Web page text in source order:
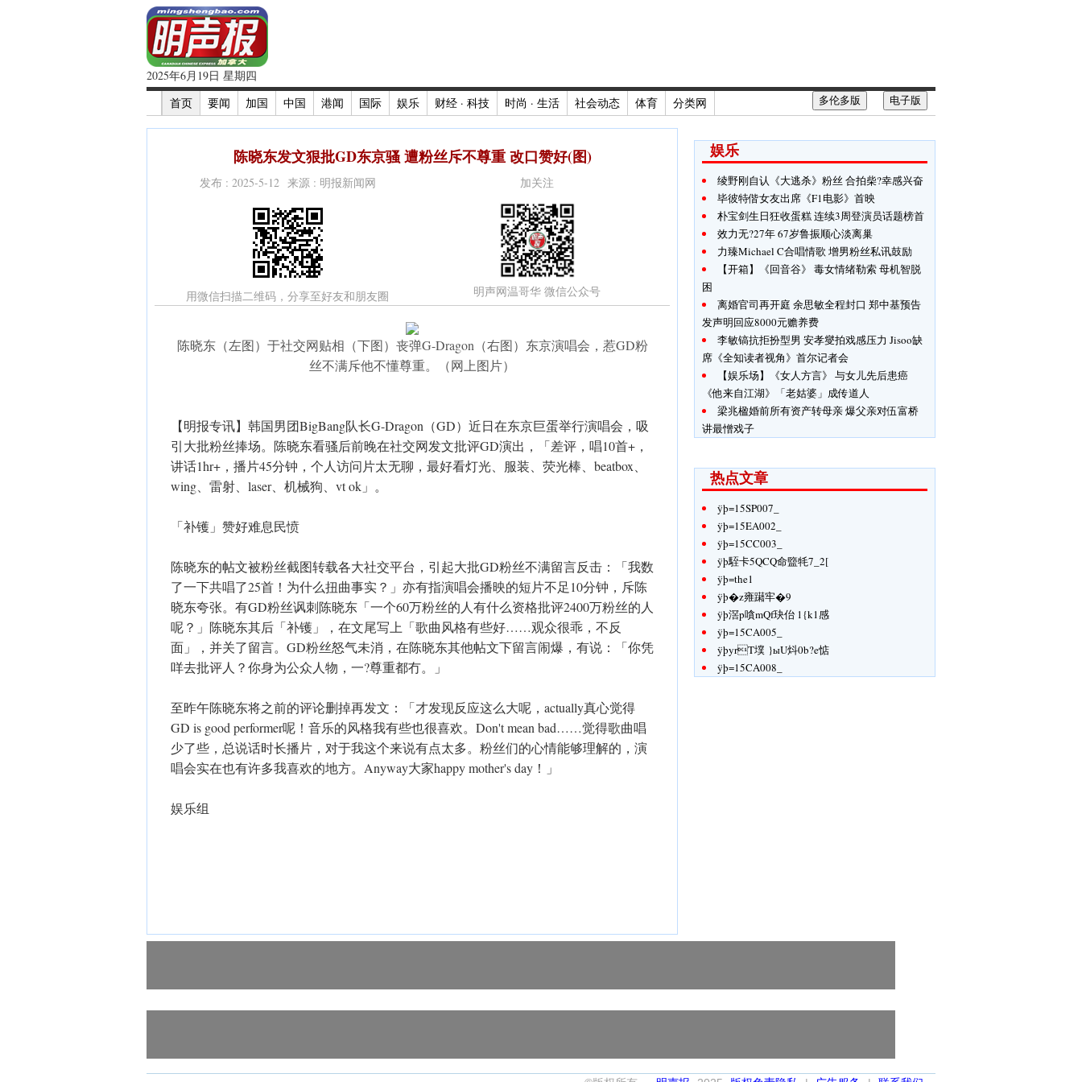
2025年6月19日 星期四
首页
要闻 加国 中国 港闻 国际 娱乐 财经 · 科技 时尚 · 生活 社会动态 体育 分类网 电子版
多伦多版
陈晓东发文狠批GD东京骚 遭粉丝斥不尊重 改口赞好(图)
发布 : 2025-5-12 来源 : 明报新闻网
用微信扫描二维码，分享至好友和朋友圈
加关注
明声网温哥华 微信公众号
陈晓东（左图）于社交网贴相（下图）丧弹G-Dragon（右图）东京演唱会，惹GD粉
丝不满斥他不懂尊重。（网上图片）
【明报专讯】韩国男团BigBang队长G-Dragon（GD）近日在东京巨蛋举行演唱会，吸
引大批粉丝捧场。陈晓东看骚后前晚在社交网发文批评GD演出，「差评，唱10首+，
讲话1hr+，播片45分钟，个人访问片太无聊，最好看灯光、服装、荧光棒、beatbox、
wing、雷射、laser、机械狗、vt ok」。
「补镬」赞好难息民愤
陈晓东的帖文被粉丝截图转载各大社交平台，引起大批GD粉丝不满留言反击：「我数
了一下共唱了25首！为什么扭曲事实？」亦有指演唱会播映的短片不足10分钟，斥陈
晓东夸张。有GD粉丝讽刺陈晓东「一个60万粉丝的人有什么资格批评2400万粉丝的人
呢？」陈晓东其后「补镬」，在文尾写上「歌曲风格有些好……观众很乖，不反
面」，并关了留言。GD粉丝怒气未消，在陈晓东其他帖文下留言闹爆，有说：「你凭
咩去批评人？你身为公众人物，一?尊重都冇。」
至昨午陈晓东将之前的评论删掉再发文：「才发现反应这么大呢，actually真心觉得
GD is good performer呢！音乐的风格我有些也很喜欢。Don't mean bad……觉得歌曲唱
少了些，总说话时长播片，对于我这个来说有点太多。粉丝们的心情能够理解的，演
唱会实在也有许多我喜欢的地方。Anyway大家happy mother's day！」
娱乐组
娱乐
绫野刚自认《大逃杀》粉丝 合拍柴?幸感兴奋
毕彼特偕女友出席《F1电影》首映
朴宝剑生日狂收蛋糕 连续3周登演员话题榜首
效力无?27年 67岁鲁振顺心淡离巢
力臻Michael C合唱情歌 增男粉丝私讯鼓励
【开箱】《回音谷》 毒女情绪勒索 母机智脱
困
离婚官司再开庭 余思敏全程封口 郑中基预告
发声明回应8000元赡养费
李敏镐抗拒扮型男 安孝燮拍戏感压力 Jisoo缺
席《全知读者视角》首尔记者会
【娱乐场】《女人方言》 与女儿先后患癌
《他来自江湖》「老姑婆」成传道人
梁兆楹婚前所有资产转母亲 爆父亲对伍富桥
讲最憎戏子
热点文章
ÿþ=15SP007_
ÿþ=15EA002_
ÿþ=15CC003_
ÿþ駤卡5QCQ命盬牦7_2[
ÿþ=the1
ÿþ�z雍躤牢�9
ÿþ滘p嗿mQf玦佁 1{k1感
ÿþ=15CA005_
ÿþyrT墣 }ыU炓0b?e惦
ÿþ=15CA008_